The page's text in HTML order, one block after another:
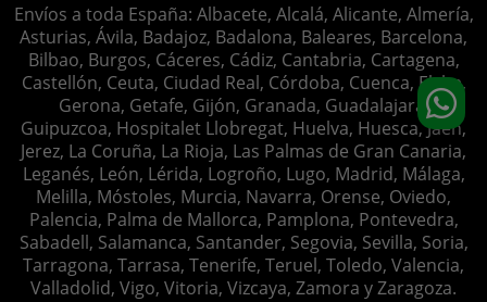
Envíos a toda España: Albacete, Alcalá, Alicante, Almería,
Asturias, Ávila, Badajoz, Badalona, Baleares, Barcelona,
Bilbao, Burgos, Cáceres, Cádiz, Cantabria, Cartagena,
Castellón, Ceuta, Ciudad Real, Córdoba, Cuenca, Elche,
Gerona, Getafe, Gijón, Granada, Guadalajara,
Guipuzcoa, Hospitalet Llobregat, Huelva, Huesca, Jaén,
Jerez, La Coruña, La Rioja, Las Palmas de Gran Canaria,
Leganés, León, Lérida, Logroño, Lugo, Madrid, Málaga,
Melilla, Móstoles, Murcia, Navarra, Orense, Oviedo,
Palencia, Palma de Mallorca, Pamplona, Pontevedra,
Sabadell, Salamanca, Santander, Segovia, Sevilla, Soria,
Tarragona, Tarrasa, Tenerife, Teruel, Toledo, Valencia,
Valladolid, Vigo, Vitoria, Vizcaya, Zamora y Zaragoza.